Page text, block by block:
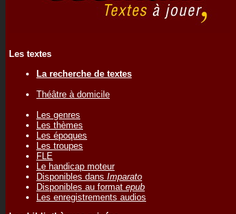
Les textes
La recherche de textes
Théâtre à domicile
Les genres
Les thèmes
Les époques
Les troupes
FLE
Le handicap moteur
Disponibles dans Imparato
Disponibles au format epub
Les enregistrements audios